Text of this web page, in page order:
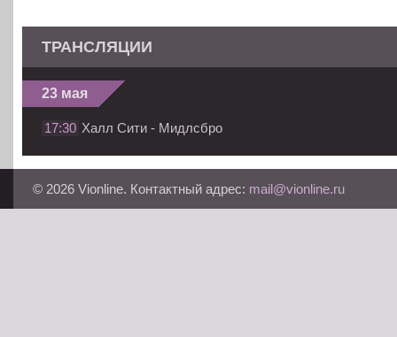
ТРАНСЛЯЦИИ
23 мая
17:30 Халл Сити - Мидлсбро
© 2026 Vionline. Контактный адрес: mail@vionline.ru